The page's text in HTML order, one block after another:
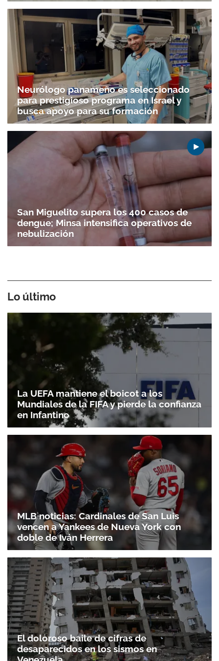
Neurólogo panameño es seleccionado
para prestigioso programa en Israel y
busca apoyo para su formación
San Miguelito supera los 400 casos de
dengue; Minsa intensifica operativos de
nebulización
Lo último
La UEFA mantiene el boicot a los
Mundiales de la FIFA y pierde la confianza
en Infantino
MLB noticias: Cardinales de San Luis
vencen a Yankees de Nueva York con
doble de Iván Herrera
El doloroso baile de cifras de
desaparecidos en los sismos en